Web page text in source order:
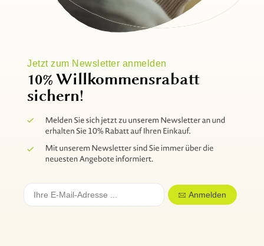
Jetzt zum Newsletter anmelden
10% Willkommensrabatt
sichern!
Anmelden